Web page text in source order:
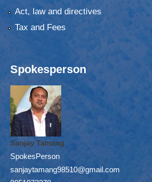
Act, law and directives
Tax and Fees
Spokesperson
Sanjay Tamang
SpokesPerson
sanjaytamang98510@gmail.com